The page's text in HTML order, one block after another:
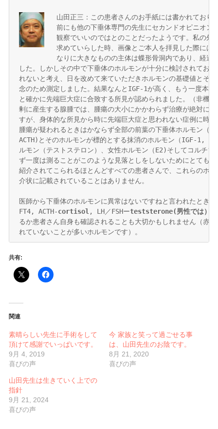
山田正三：この患者さんのお手紙には書かれており
前にも他の下垂体専門の先生にセカンドオピニオン
観察でいいのではとのことだったようです。私の外
求めていらした時、画像とご本人を拝見した際には
なりに大きなものの主体は蝶形骨洞内であり、経過
した。しかしその中で下垂体のホルモンが十分に検討されてお
れないと考え、日を改めて来ていただきホルモンの基礎値とそ
念のため測定しました。結果なんとIGF-1が高く、もう一度本
と確かに先端巨大症に合致する所見が認められました。（非機
剰に産生する腺腫では、腫瘍の大小にかかわらず治療が絶対に
すが、身体的な所見から時に先端巨大症と思われない症例に時
腫瘍が疑われるときはかならず全部の前葉の下垂体ホルモン
ACTH)とそのホルモンが標的とする抹消のホルモン（IGF-1,
ルモン（テストステロン）、女性ホルモン（E2)そしてコルチゾ
ず一度は測ることがこのような見落としをしないためにとても
紹介されてこられるほとんどすべての患者さんで、これらのホ
介状に記載されていることはありません。
医師から下垂体のホルモンに異常はないですねと言われたときは
FT4, ACTH-cortisol , LH／FSHーteststerone(男性では）ー
るか患者さん自身も確認されることも大切かもしれません（赤
れていないことが多いホルモンです）。
共有:
関連
素晴らしい先生に手術をして
頂けて感謝でいっぱいです。
9月 4, 2019
喜びの声
今 家族と笑って過ごせる事
は、山田先生のお陰です。
8月 21, 2020
喜びの声
山田先生は生きていく上での
指針
9月 21, 2024
喜びの声